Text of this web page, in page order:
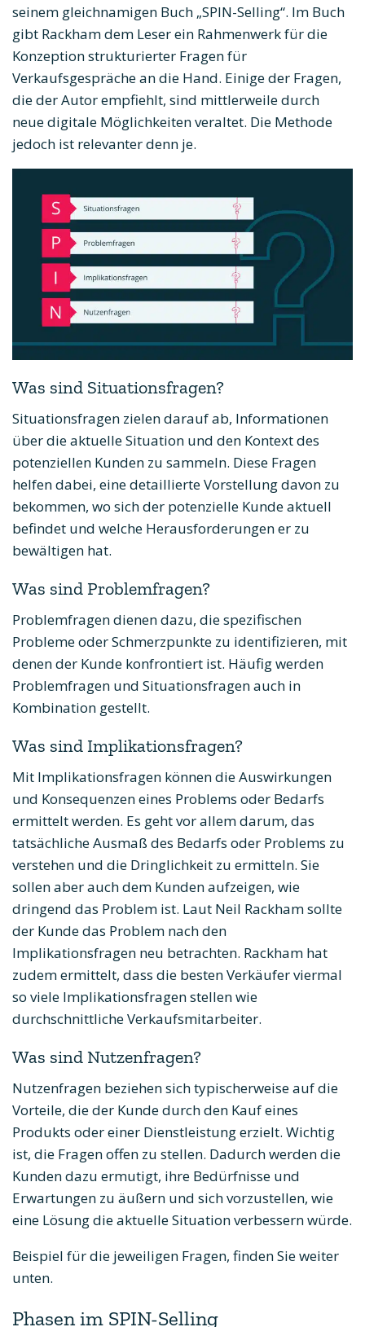
seinem gleichnamigen Buch „SPIN-Selling“. Im Buch
gibt Rackham dem Leser ein Rahmenwerk für die
Konzeption strukturierter Fragen für
Verkaufsgespräche an die Hand. Einige der Fragen,
die der Autor empfiehlt, sind mittlerweile durch
neue digitale Möglichkeiten veraltet. Die Methode
jedoch ist relevanter denn je.
Was sind Situationsfragen?
Situationsfragen zielen darauf ab, Informationen
über die aktuelle Situation und den Kontext des
potenziellen Kunden zu sammeln. Diese Fragen
helfen dabei, eine detaillierte Vorstellung davon zu
bekommen, wo sich der potenzielle Kunde aktuell
befindet und welche Herausforderungen er zu
bewältigen hat.
Was sind Problemfragen?
Problemfragen dienen dazu, die spezifischen
Probleme oder Schmerzpunkte zu identifizieren, mit
denen der Kunde konfrontiert ist. Häufig werden
Problemfragen und Situationsfragen auch in
Kombination gestellt.
Was sind Implikationsfragen?
Mit Implikationsfragen können die Auswirkungen
und Konsequenzen eines Problems oder Bedarfs
ermittelt werden. Es geht vor allem darum, das
tatsächliche Ausmaß des Bedarfs oder Problems zu
verstehen und die Dringlichkeit zu ermitteln. Sie
sollen aber auch dem Kunden aufzeigen, wie
dringend das Problem ist. Laut Neil Rackham sollte
der Kunde das Problem nach den
Implikationsfragen neu betrachten. Rackham hat
zudem ermittelt, dass die besten Verkäufer viermal
so viele Implikationsfragen stellen wie
durchschnittliche Verkaufsmitarbeiter.
Was sind Nutzenfragen?
Nutzenfragen beziehen sich typischerweise auf die
Vorteile, die der Kunde durch den Kauf eines
Produkts oder einer Dienstleistung erzielt. Wichtig
ist, die Fragen offen zu stellen. Dadurch werden die
Kunden dazu ermutigt, ihre Bedürfnisse und
Erwartungen zu äußern und sich vorzustellen, wie
eine Lösung die aktuelle Situation verbessern würde.
Beispiel für die jeweiligen Fragen, finden Sie weiter
unten.
Phasen im SPIN-Selling